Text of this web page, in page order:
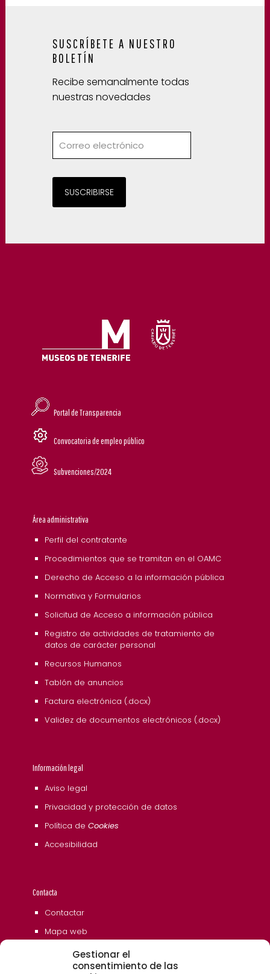
Gestionar el
consentimiento de las
SUSCRÍBETE A NUESTRO
BOLETÍN
Recibe semanalmente todas
nuestras novedades
SUSCRIBIRSE
Portal de Transparencia
Convocatoria de empleo público
Subvenciones/2024
Área administrativa
Perfil del contratante
Procedimientos que se tramitan en el OAMC
Derecho de Acceso a la información pública
Normativa y Formularios
Solicitud de Acceso a información pública
Registro de actividades de tratamiento de
datos de carácter personal
Recursos Humanos
Tablón de anuncios
Factura electrónica (.docx)
Validez de documentos electrónicos (.docx)
Información legal
Aviso legal
Privacidad y protección de datos
Política de Cookies
Accesibilidad
Contacta
Contactar
Mapa web